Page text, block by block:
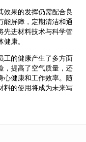
效果的发挥仍需配合良
能屏障，定期清洁和通
先进材料技术与科学管
康。
工的健康产生了多方面
，提高了空气质量，还
心健康和工作效率。随
料的使用将成为未来写